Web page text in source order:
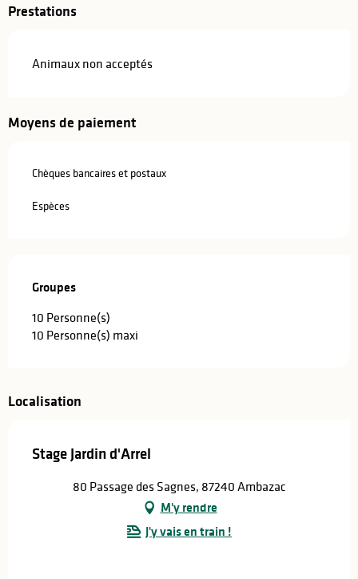
Prestations
Animaux non acceptés
Moyens de paiement
Chèques bancaires et postaux
Espèces
Groupes
Groupes
10 Personne(s)
10 Personne(s) maxi
Localisation
Stage Jardin d'Arrel
80 Passage des Sagnes, 87240 Ambazac
M'y rendre
J'y vais en train !